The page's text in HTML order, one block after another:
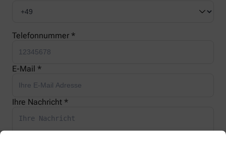
Telefonnummer *
E-Mail *
Ihre Nachricht *